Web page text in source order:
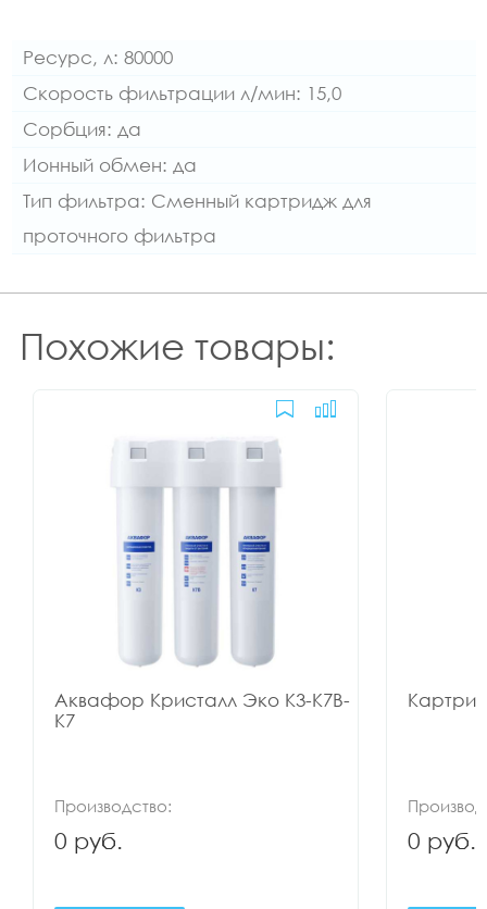
Ресурс, л: 80000
Скорость фильтрации л/мин: 15,0
Сорбция: да
Ионный обмен: да
Тип фильтра: Сменный картридж для
проточного фильтра
Похожие товары:
Аквафор Кристалл Эко K3-K7B-
K7
Производство:
0 руб. 0 руб.